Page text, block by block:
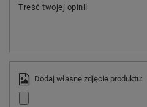
Treść twojej opinii
Dodaj własne zdjęcie produktu: